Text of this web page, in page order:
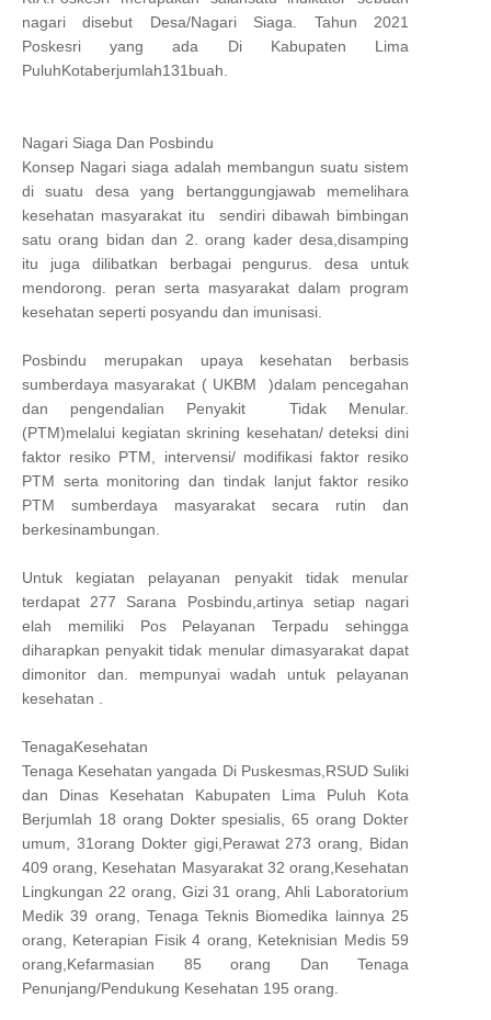
nagari disebut Desa/Nagari Siaga. Tahun 2021
Poskesri yang ada Di Kabupaten Lima
PuluhKotaberjumlah131buah.
Nagari Siaga Dan Posbindu
Konsep Nagari siaga adalah membangun suatu sistem
di suatu desa yang bertanggungjawab memelihara
kesehatan masyarakat itu sendiri dibawah bimbingan
satu orang bidan dan 2. orang kader desa,disamping
itu juga dilibatkan berbagai pengurus. desa untuk
mendorong. peran serta masyarakat dalam program
kesehatan seperti posyandu dan imunisasi.
Posbindu merupakan upaya kesehatan berbasis
sumberdaya masyarakat ( UKBM )dalam pencegahan
dan pengendalian Penyakit Tidak Menular.
(PTM)melalui kegiatan skrining kesehatan/ deteksi dini
faktor resiko PTM, intervensi/ modifikasi faktor resiko
PTM serta monitoring dan tindak lanjut faktor resiko
PTM sumberdaya masyarakat secara rutin dan
berkesinambungan.
Untuk kegiatan pelayanan penyakit tidak menular
terdapat 277 Sarana Posbindu,artinya setiap nagari
elah memiliki Pos Pelayanan Terpadu sehingga
diharapkan penyakit tidak menular dimasyarakat dapat
dimonitor dan. mempunyai wadah untuk pelayanan
kesehatan .
TenagaKesehatan
Tenaga Kesehatan yangada Di Puskesmas,RSUD Suliki
dan Dinas Kesehatan Kabupaten Lima Puluh Kota
Berjumlah 18 orang Dokter spesialis, 65 orang Dokter
umum, 31orang Dokter gigi,Perawat 273 orang, Bidan
409 orang, Kesehatan Masyarakat 32 orang,Kesehatan
Lingkungan 22 orang, Gizi 31 orang, Ahli Laboratorium
Medik 39 orang, Tenaga Teknis Biomedika lainnya 25
orang, Keterapian Fisik 4 orang, Keteknisian Medis 59
orang,Kefarmasian 85 orang Dan Tenaga
Penunjang/Pendukung Kesehatan 195 orang.